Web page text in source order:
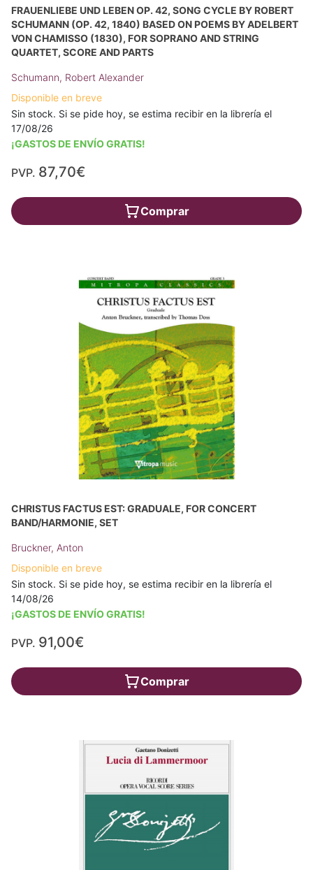
FRAUENLIEBE UND LEBEN OP. 42, SONG CYCLE BY ROBERT
SCHUMANN (OP. 42, 1840) BASED ON POEMS BY ADELBERT
VON CHAMISSO (1830), FOR SOPRANO AND STRING
QUARTET, SCORE AND PARTS
Schumann, Robert Alexander
Disponible en breve
Sin stock. Si se pide hoy, se estima recibir en la librería el
17/08/26
¡GASTOS DE ENVÍO GRATIS!
PVP. 87,70€
Comprar
CHRISTUS FACTUS EST: GRADUALE, FOR CONCERT
BAND/HARMONIE, SET
Bruckner, Anton
Disponible en breve
Sin stock. Si se pide hoy, se estima recibir en la librería el
14/08/26
¡GASTOS DE ENVÍO GRATIS!
PVP. 91,00€
Comprar